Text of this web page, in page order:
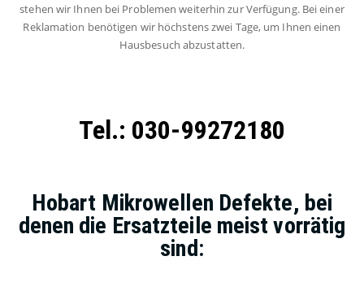
stehen wir Ihnen bei Problemen weiterhin zur Verfügung. Bei einer
Reklamation benötigen wir höchstens zwei Tage, um Ihnen einen
Hausbesuch abzustatten.
Tel.: 030-99272180
Hobart Mikrowellen Defekte, bei
denen die Ersatzteile meist vorrätig
sind: